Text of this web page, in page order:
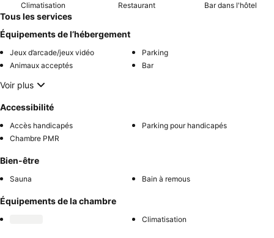
Climatisation Restaurant Bar dans l'hôtel
Tous les services
Équipements de l’hébergement
Jeux d’arcade/jeux vidéo
Parking
Animaux acceptés
Bar
Voir plus
Accessibilité
Accès handicapés
Parking pour handicapés
Chambre PMR
Bien-être
Sauna Bain à remous
Équipements de la chambre
Climatisation